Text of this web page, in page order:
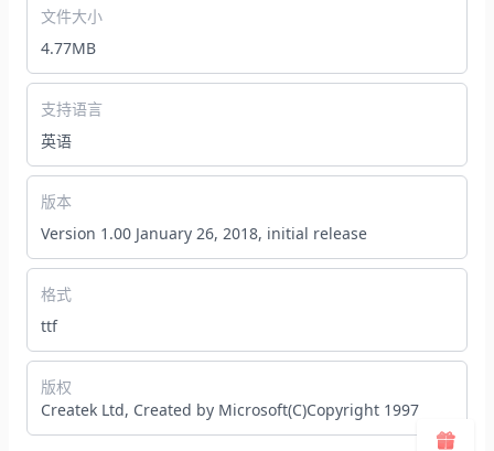
文件大小
4.77MB
支持语言
英语
版本
Version 1.00 January 26, 2018, initial release
格式
ttf
版权
Createk Ltd, Created by Microsoft(C)Copyright 1997